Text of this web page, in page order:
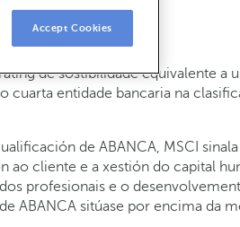
de sostibilidade equivalente a
cuarta entidade bancaria na
de ABANCA, MSCI
ao cliente e a xestión do capital
profesionais e o
ABANCA sitúase por encima da
Accept Cookies